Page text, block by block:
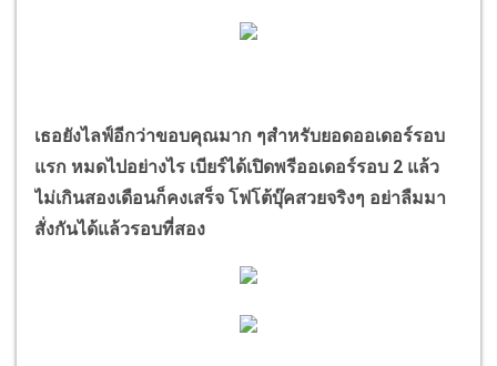
เธอยังไลฟ์อีกว่าขอบคุณมาก ๆสำหรับยอดออเดอร์รอบ
แรก หมดไปอย่างไร เบียร์ได้เปิดพรีออเดอร์รอบ 2 แล้ว
ไม่เกินสองเดือนก็คงเสร็จ โฟโต้บุ๊คสวยจริงๆ อย่าลืมมา
สั่งกันได้แล้วรอบที่สอง